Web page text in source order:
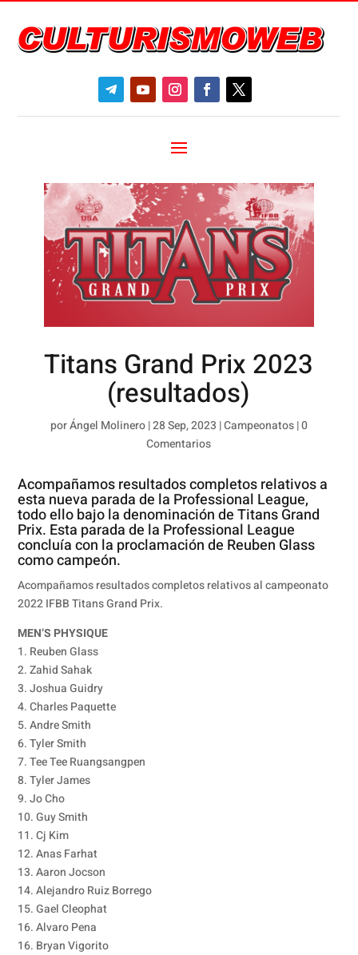
Titans Grand Prix 2023
(resultados)
porÁngel Molinero|28 Sep, 2023 |Campeonatos|0
Comentarios
Acompañamos resultados completos relativos a
esta nueva parada de la Professional League,
todo ello bajo la denominación de Titans Grand
Prix. Esta parada de la Professional League
concluía con la proclamación de Reuben Glass
como campeón.
Acompañamos resultados completos relativos al campeonato
2022 IFBB Titans Grand Prix.
MEN’S PHYSIQUE
1. Reuben Glass
2. Zahid Sahak
3. Joshua Guidry
4. Charles Paquette
5. Andre Smith
6. Tyler Smith
7. Tee Tee Ruangsangpen
8. Tyler James
9. Jo Cho
10. Guy Smith
11. Cj Kim
12. Anas Farhat
13. Aaron Jocson
14. Alejandro Ruiz Borrego
15. Gael Cleophat
16. Alvaro Pena
16. Bryan Vigorito